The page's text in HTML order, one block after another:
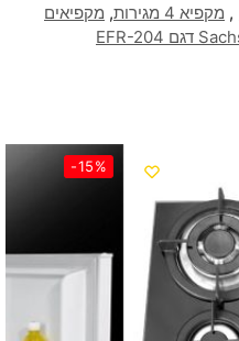
, מקפיא 4 מגירות , מקפיאים
-15%